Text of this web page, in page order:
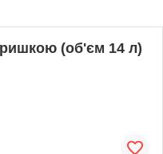
(об'єм 14 л)